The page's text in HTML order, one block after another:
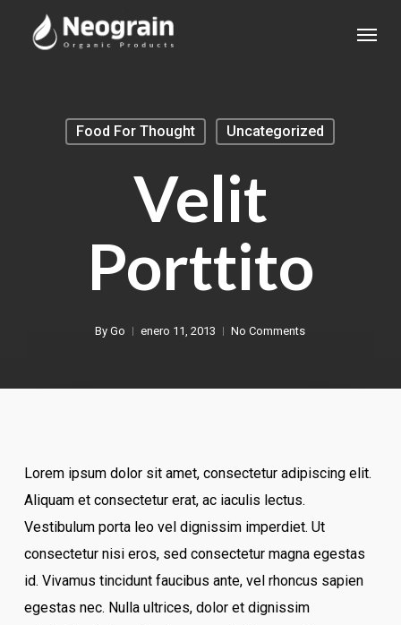
Food For Thought Uncategorized
Velit
Porttito
By Go enero 11, 2013 No Comments
Lorem ipsum dolor sit amet, consectetur adipiscing elit.
Aliquam et consectetur erat, ac iaculis lectus.
Vestibulum porta leo vel dignissim imperdiet. Ut
consectetur nisi eros, sed consectetur magna egestas
id. Vivamus tincidunt faucibus ante, vel rhoncus sapien
egestas nec. Nulla ultrices, dolor et dignissim